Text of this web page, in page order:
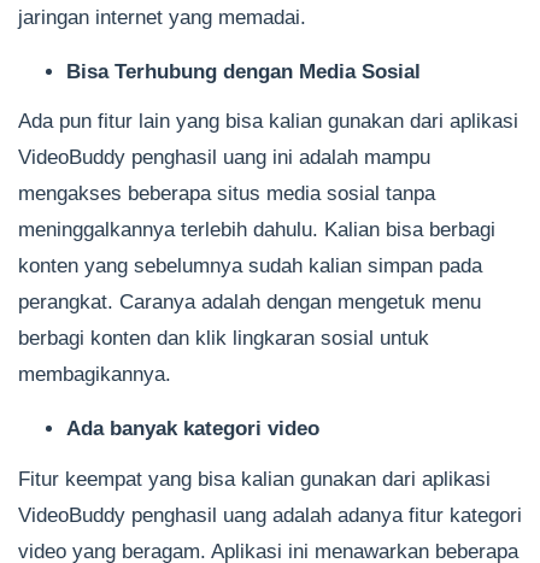
jaringan internet yang memadai.
Bisa Terhubung dengan Media Sosial
Ada pun fitur lain yang bisa kalian gunakan dari aplikasi
VideoBuddy penghasil uang ini adalah mampu
mengakses beberapa situs media sosial tanpa
meninggalkannya terlebih dahulu. Kalian bisa berbagi
konten yang sebelumnya sudah kalian simpan pada
perangkat. Caranya adalah dengan mengetuk menu
berbagi konten dan klik lingkaran sosial untuk
membagikannya.
Ada banyak kategori video
Fitur keempat yang bisa kalian gunakan dari aplikasi
VideoBuddy penghasil uang adalah adanya fitur kategori
video yang beragam. Aplikasi ini menawarkan beberapa